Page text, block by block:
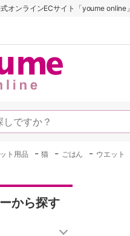
オンラインECサイト「youme online」
ト用品 -猫 - ごはん - ウエット
から探す